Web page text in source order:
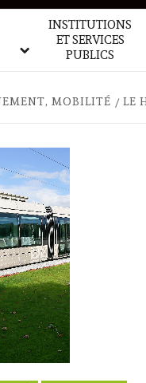
INSTITUTIONS
ET SERVICES
PUBLICS
MOBILITÉ LE